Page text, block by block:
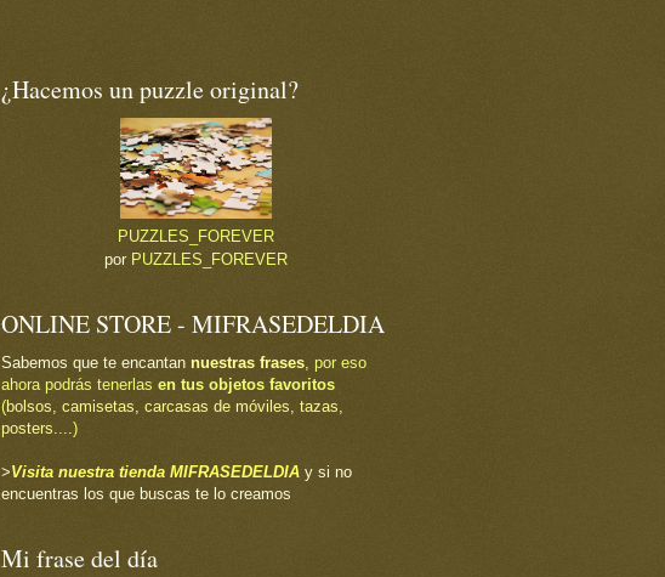
¿Hacemos un puzzle original?
PUZZLES_FOREVER
por PUZZLES_FOREVER
ONLINE STORE - MIFRASEDELDIA
Sabemos que te encantan nuestras frases, por eso
ahora podrás tenerlas en tus objetos favoritos
(bolsos, camisetas, carcasas de móviles, tazas,
posters....)
>Visita nuestra tienda MIFRASEDELDIA y si no
encuentras los que buscas te lo creamos
Mi frase del día